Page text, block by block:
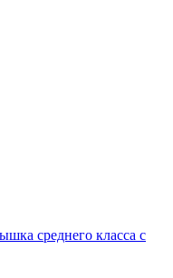
среднего класса с